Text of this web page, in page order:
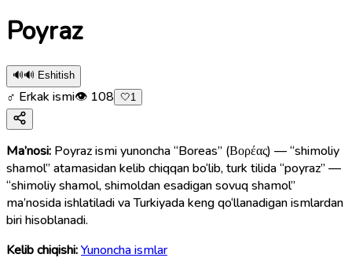
Poyraz
🔊🔊 Eshitish
♂ Erkak ismi👁 108 🤍1
Ma’nosi: Poyraz ismi yunoncha “Boreas” (Βορέας) — “shimoliy
shamol” atamasidan kelib chiqqan bo‘lib, turk tilida “poyraz” —
“shimoliy shamol, shimoldan esadigan sovuq shamol”
ma’nosida ishlatiladi va Turkiyada keng qo‘llanadigan ismlardan
biri hisoblanadi.
Kelib chiqishi:Yunoncha ismlar